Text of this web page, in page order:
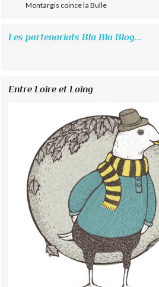
Montargis coince la Bulle
Les partenariats Bla Bla Blog...
Entre Loire et Loing